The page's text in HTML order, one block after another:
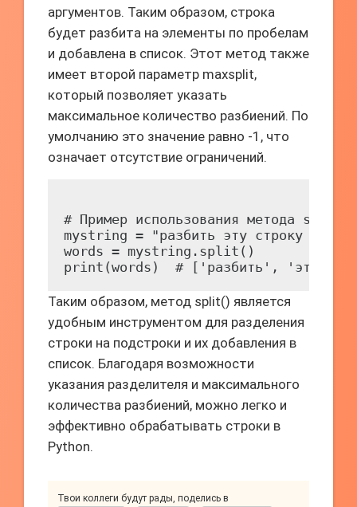
аргументов. Таким образом, строка
будет разбита на элементы по пробелам
и добавлена в список. Этот метод также
имеет второй параметр maxsplit,
который позволяет указать
максимальное количество разбиений. По
умолчанию это значение равно -1, что
означает отсутствие ограничений.
# Пример использования метода
mystring = "разбить эту строку на
words = mystring.split()
Таким образом, метод split() является
удобным инструментом для разделения
строки на подстроки и их добавления в
список. Благодаря возможности
указания разделителя и максимального
количества разбиений, можно легко и
эффективно обрабатывать строки в
Python.
Твои коллеги будут рады, поделись в